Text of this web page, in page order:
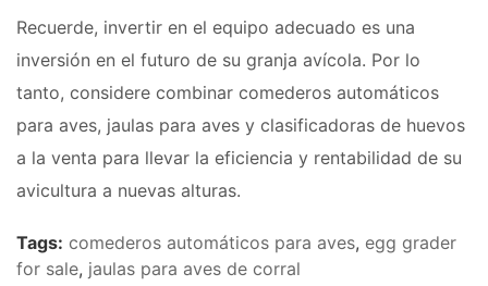
Recuerde, invertir en el equipo adecuado es una
inversión en el futuro de su granja avícola. Por lo
tanto, considere combinar comederos automáticos
para aves, jaulas para aves y clasificadoras de huevos
a la venta para llevar la eficiencia y rentabilidad de su
avicultura a nuevas alturas.
Tags: comederos automáticos para aves, egg grader
for sale, jaulas para aves de corral